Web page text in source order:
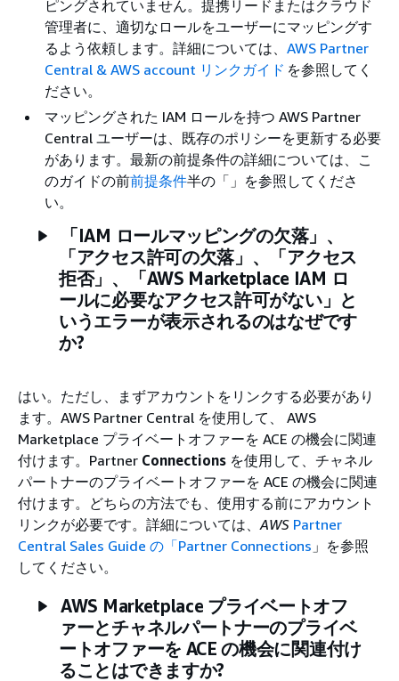
ピングされていません。提携リードまたはクラウド
管理者に、適切なロールをユーザーにマッピングす
るよう依頼します。詳細については、 AWS Partner
Central & AWS account リンクガイド を参照してく
ださい。
マッピングされた IAM ロールを持つ AWS Partner
Central ユーザーは、既存のポリシーを更新する必要
があります。最新の前提条件の詳細については、こ
のガイドの前前提条件半の「」を参照してくださ
い。
「IAM ロールマッピングの欠落」、
「アクセス許可の欠落」、「アクセス
拒否」、「AWS Marketplace IAM ロ
ールに必要なアクセス許可がない」と
いうエラーが表示されるのはなぜです
か?
はい。ただし、まずアカウントをリンクする必要があり
ます。AWS Partner Central を使用して、 AWS
Marketplace プライベートオファーを ACE の機会に関連
付けます。Partner Connections を使用して、チャネル
パートナーのプライベートオファーを ACE の機会に関連
付けます。どちらの方法でも、使用する前にアカウント
リンクが必要です。詳細については、AWS Partner
Central Sales Guide の「Partner Connections 」を参照
してください。
AWS Marketplace プライベートオフ
ァーとチャネルパートナーのプライベ
ートオファーを ACE の機会に関連付け
ることはできますか?